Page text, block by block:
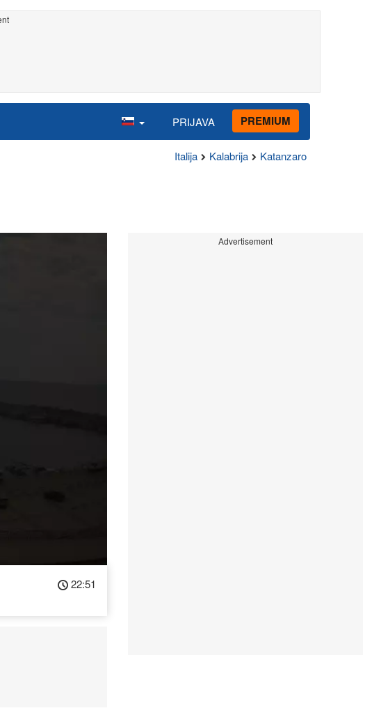
PRIJAVA PREMIUM
Italija Kalabrija Katanzaro
22:51
Advertisement